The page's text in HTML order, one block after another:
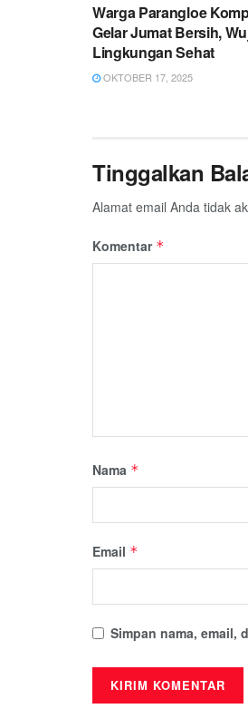
Warga Parangloe
Gelar Jumat Bersih,
Lingkungan Sehat
OKTOBER 17, 2025
Tinggalkan
Alamat email Anda tidak
Komentar *
Nama *
Email *
Simpan nama, email,